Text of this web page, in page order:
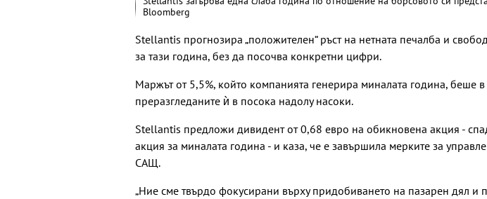
Bloomberg
Stellantis прогнозира „положителен“ ръст на нетната печалба и
за тази година, без да посочва конкретни цифри.
Маржът от 5,5%, който компанията генерира миналата година, беше
преразгледаните ѝ в посока надолу насоки.
Stellantis предложи дивидент от 0,68 евро на обикновена акция -
акция за миналата година - и каза, че е завършила мерките за
САЩ.
„Ние сме твърдо фокусирани върху придобиването на пазарен дял и